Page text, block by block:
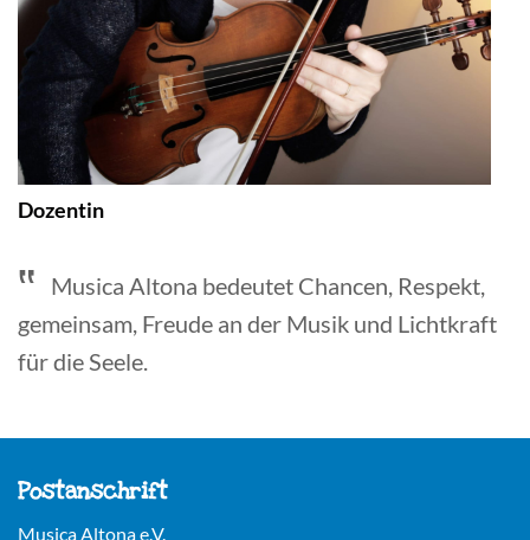
Dozentin
Musica Altona bedeutet Chancen, Respekt,
gemeinsam, Freude an der Musik und Lichtkraft
für die Seele.
Postanschrift
Musica Altona e.V.